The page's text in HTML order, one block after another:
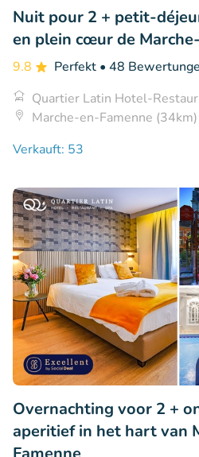
Nuit pour 2 + petit-
en plein cœur de
9.8 Perfekt • 48
Quartier Latin Hotel-
Marche-en-Famenne (34km)
Verkauft: 53
Overnachting voor 2 +
aperitief in het hart van